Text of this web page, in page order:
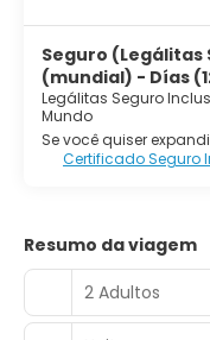
Seguro (Legálitas
(mundial) - Días
Legálitas Seguro
Mundo
Se você quiser
Certificado Seguro
Resumo da viagem
2 Adultos